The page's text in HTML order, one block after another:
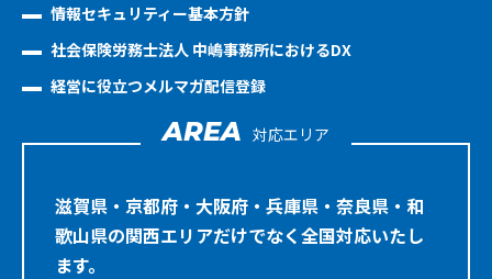
情報セキュリティー基本方針
社会保険労務士法人 中嶋事務所におけるDX
経営に役立つメルマガ配信登録
AREA 対応エリア
滋賀県・京都府・大阪府・兵庫県・奈良県・和
歌山県の関西エリアだけでなく全国対応いたし
ます。